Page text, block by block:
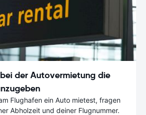
der Autovermietung die
Flughafen ein Auto mietest, fragen
Abholzeit und deiner Flugnummer.